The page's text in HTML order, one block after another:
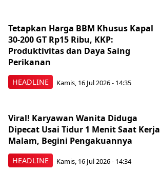
HEADLINE
Tetapkan Harga BBM Khusus Kapal
30-200 GT Rp15 Ribu, KKP:
Produktivitas dan Daya Saing
Perikanan
Kamis, 16 Jul 2026 - 14:35
HEADLINE
Viral! Karyawan Wanita Diduga
Dipecat Usai Tidur 1 Menit Saat Kerja
Malam, Begini Pengakuannya
Kamis, 16 Jul 2026 - 14:34